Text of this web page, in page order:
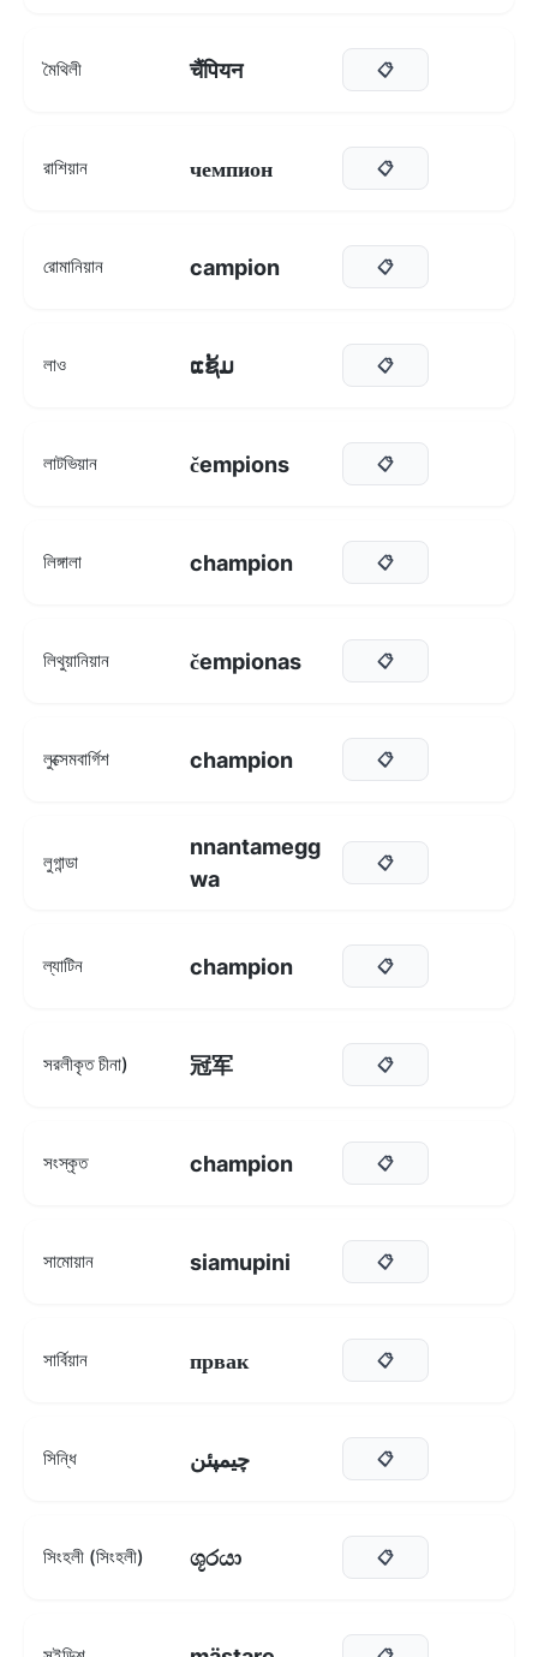
মৈথিলী चैंपियन 📋
রাশিয়ান чемпион 📋
রোমানিয়ান campion 📋
লাও ແຊ້ມ 📋
লাটভিয়ান čempions 📋
লিঙ্গালা champion 📋
লিথুয়ানিয়ান čempionas 📋
লুক্সেমবার্গিশ champion 📋
লুগান্ডা
nnantamegg
wa
📋
ল্যাটিন champion 📋
সরলীকৃত চীনা) 冠军 📋
সংস্কৃত champion 📋
সামোয়ান siamupini 📋
সার্বিয়ান првак 📋
সিন্ধি چيمپئن 📋
সিংহলী (সিংহলী) ශූරයා 📋